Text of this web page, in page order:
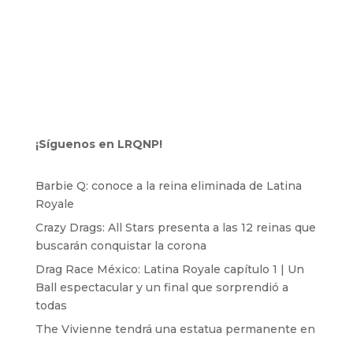
¡Síguenos en LRQNP!
Barbie Q: conoce a la reina eliminada de Latina
Royale
Crazy Drags: All Stars presenta a las 12 reinas que
buscarán conquistar la corona
Drag Race México: Latina Royale capítulo 1 | Un
Ball espectacular y un final que sorprendió a
todas
The Vivienne tendrá una estatua permanente en